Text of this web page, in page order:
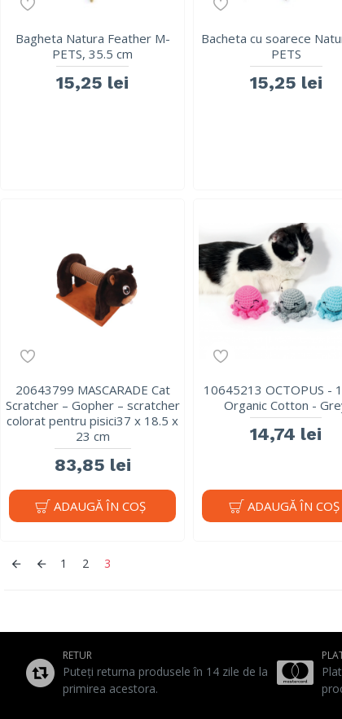
Bagheta Natura Feather M-
PETS, 35.5 cm
15,25 lei
Bacheta cu soarece
PETS
15,25 lei
20643799 MASCARADE Cat
Scratcher – Gopher – scratcher
colorat pentru pisici37 x 18.5 x
23 cm
83,85 lei
ADAUGĂ ÎN COŞ
10645213 OCTOPUS -
Organic Cotton -
14,74 lei
ADAUGĂ ÎN COŞ
1 2 3
RETUR
Puteți returna produsele în 14 zile de la
primirea acestora.